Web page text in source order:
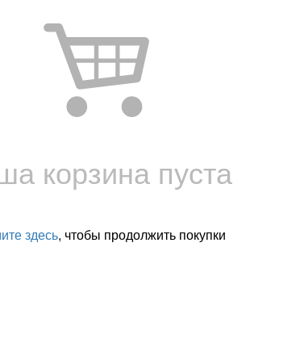
корзина пуста
здесь, чтобы продолжить покупки